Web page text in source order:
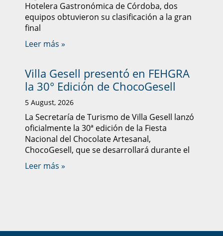
Hotelera Gastronómica de Córdoba, dos
equipos obtuvieron su clasificación a la gran
final
Leer más »
Villa Gesell presentó en FEHGRA
la 30° Edición de ChocoGesell
5 August, 2026
La Secretaría de Turismo de Villa Gesell lanzó
oficialmente la 30ª edición de la Fiesta
Nacional del Chocolate Artesanal,
ChocoGesell, que se desarrollará durante el
Leer más »